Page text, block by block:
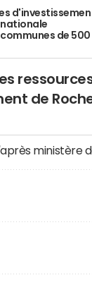
nationale
communes de
de
ministère